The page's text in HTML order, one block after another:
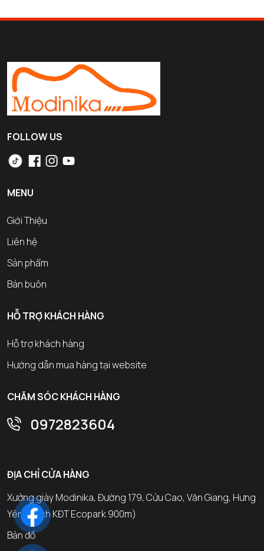
FOLLOW US
MENU
Giới Thiệu
Liên hệ
Sản phẩm
Bán buôn
HỖ TRỢ KHÁCH HÀNG
Hỗ trợ khách hàng
Hướng dẫn mua hàng tại website
CHĂM SÓC KHÁCH HÀNG
0972823604
ĐỊA CHỈ CỬA HÀNG
Xưởng giày Modinika, Đường 179, Cửu Cao, Văn Giang, Hưng
Yên (Cách KĐT Ecopark 900m)
Bản đồ